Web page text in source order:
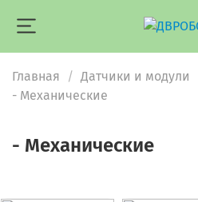
Главная Датчики и модули
- Механические
- Механические